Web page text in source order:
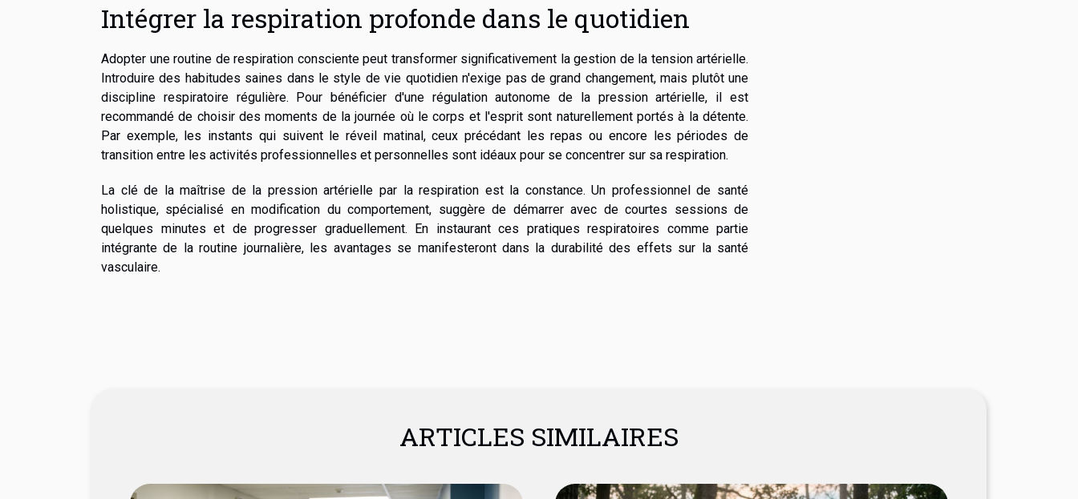
Intégrer la respiration profonde dans le quotidien
Adopter une routine de respiration consciente peut transformer significativement la gestion de la tension artérielle.
Introduire des habitudes saines dans le style de vie quotidien n'exige pas de grand changement, mais plutôt une
discipline respiratoire régulière. Pour bénéficier d'une régulation autonome de la pression artérielle, il est
recommandé de choisir des moments de la journée où le corps et l'esprit sont naturellement portés à la détente.
Par exemple, les instants qui suivent le réveil matinal, ceux précédant les repas ou encore les périodes de
transition entre les activités professionnelles et personnelles sont idéaux pour se concentrer sur sa respiration.
La clé de la maîtrise de la pression artérielle par la respiration est la constance. Un professionnel de santé
holistique, spécialisé en modification du comportement, suggère de démarrer avec de courtes sessions de
quelques minutes et de progresser graduellement. En instaurant ces pratiques respiratoires comme partie
intégrante de la routine journalière, les avantages se manifesteront dans la durabilité des effets sur la santé
vasculaire.
ARTICLES SIMILAIRES